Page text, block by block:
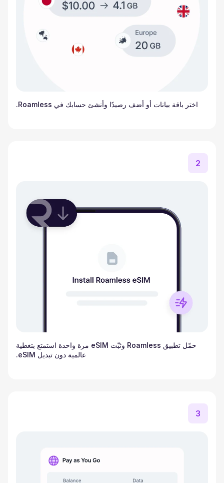
اختر باقة بيانات أو أضف رصيدًا وأنشئ حسابك في Roamless.
2
حمّل تطبيق Roamless وثبّت eSIM مرة واحدة استمتع بتغطية
عالمية دون تبديل eSIM.
3